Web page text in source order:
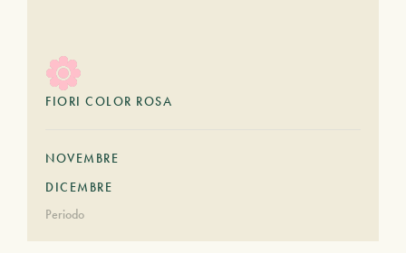
FIORI COLOR ROSA
NOVEMBRE
DICEMBRE
Periodo